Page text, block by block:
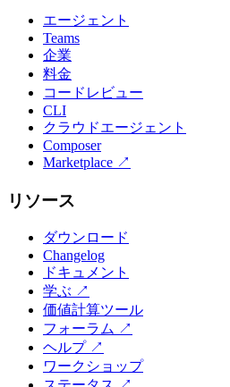
エージェント
Teams
企業
料金
コードレビュー
CLI
クラウドエージェント
Composer
Marketplace ↗
リソース
ダウンロード
Changelog
ドキュメント
学ぶ ↗
価値計算ツール
フォーラム ↗
ヘルプ↗
ワークショップ